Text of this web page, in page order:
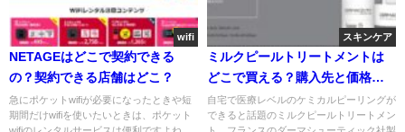
wifi
NETAGEはどこで契約できる
の？契約できる店舗はどこ？
急にポケットwifiが必要になったときや短
期間だけwifiを使いたいときは、ポケット
スキンケア
ミルクピールトリートメントは
どこで買える？購入先と価格を
徹底比較【2025年最新版】
自宅で医療レベルのケミカルピーリングが
できると話題のミルクピールトリートメン